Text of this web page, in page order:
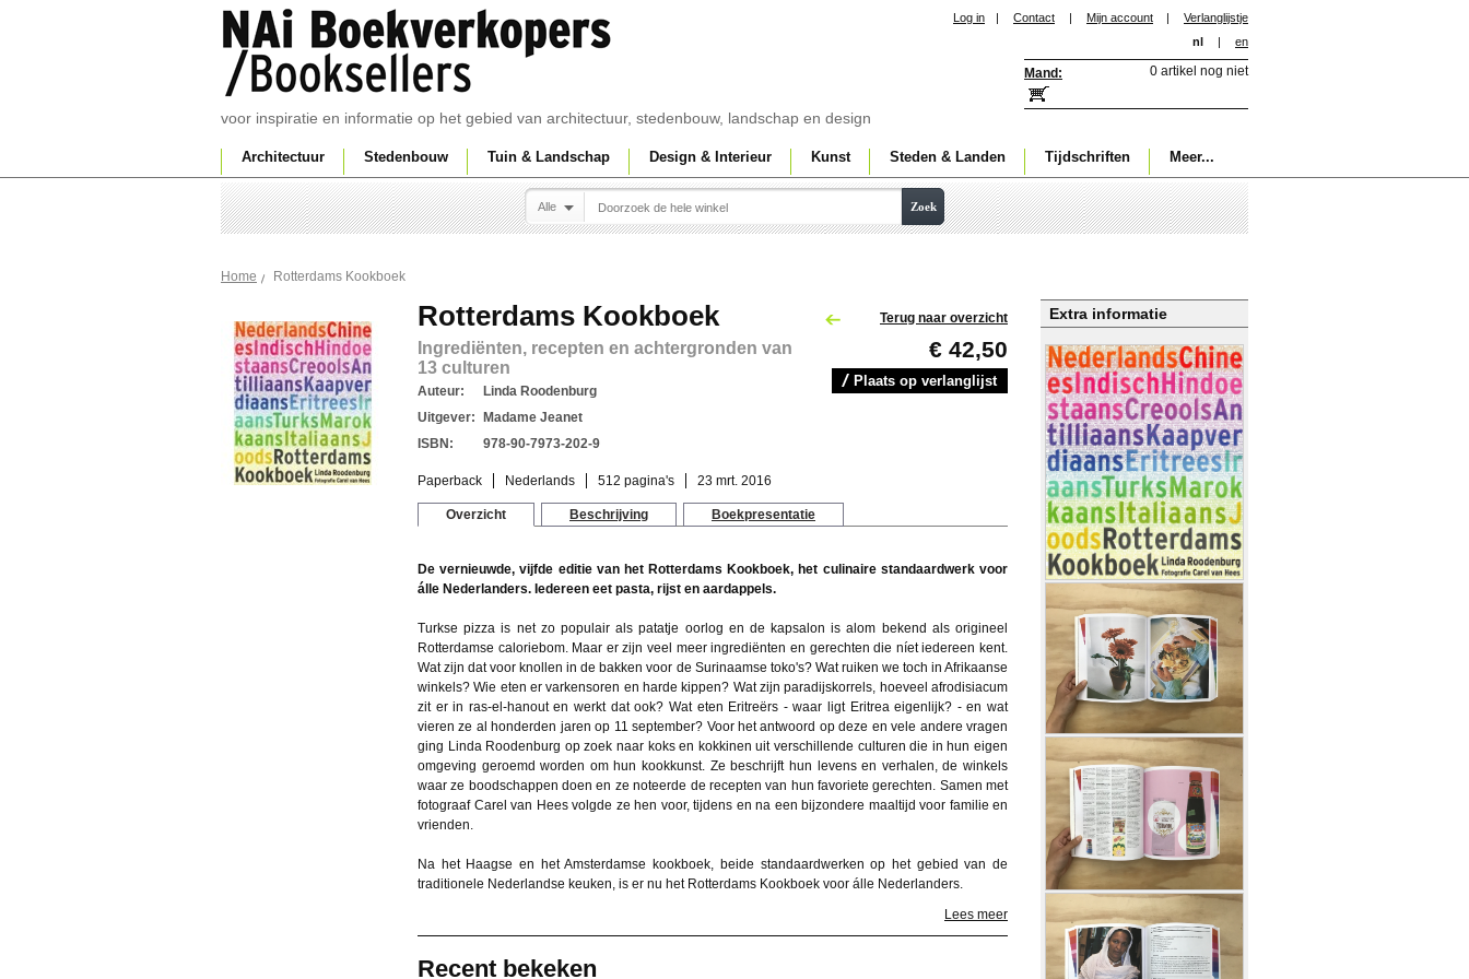
voor inspiratie en informatie op het gebied van architectuur, stedenbouw, landschap en design
Log in | Contact | Mijn account |
Verlanglijstje
nl
| en
Mand: 0 artikel nog niet
Architectuur Stedenbouw Tuin & Landschap Design & Interieur Kunst Steden & Landen Tijdschriften Meer...
Alle Zoek
Home Rotterdams Kookboek
Extra informatie
Terug naar overzicht
€ 42,50
Plaats op verlanglijst
Rotterdams Kookboek
Ingrediënten, recepten en achtergronden van
13 culturen
Auteur:
Linda Roodenburg
Uitgever:
Madame Jeanet
ISBN:
978-90-7973-202-9
Paperback Nederlands 512 pagina's 23 mrt. 2016
Overzicht Beschrijving Boekpresentatie
De vernieuwde, vijfde editie van het Rotterdams Kookboek, het culinaire standaardwerk voor
álle Nederlanders. Iedereen eet pasta, rijst en aardappels.
Turkse pizza is net zo populair als patatje oorlog en de kapsalon is alom bekend als origineel
Rotterdamse caloriebom. Maar er zijn veel meer ingrediënten en gerechten die níet iedereen kent.
Wat zijn dat voor knollen in de bakken voor de Surinaamse toko's? Wat ruiken we toch in Afrikaanse
winkels? Wie eten er varkensoren en harde kippen? Wat zijn paradijskorrels, hoeveel afrodisiacum
zit er in ras-el-hanout en werkt dat ook? Wat eten Eritreërs - waar ligt Eritrea eigenlijk? - en wat
vieren ze al honderden jaren op 11 september? Voor het antwoord op deze en vele andere vragen
ging Linda Roodenburg op zoek naar koks en kokkinen uit verschillende culturen die in hun eigen
omgeving geroemd worden om hun kookkunst. Ze beschrijft hun levens en verhalen, de winkels
waar ze boodschappen doen en ze noteerde de recepten van hun favoriete gerechten. Samen met
fotograaf Carel van Hees volgde ze hen voor, tijdens en na een bijzondere maaltijd voor familie en
vrienden.
Na het Haagse en het Amsterdamse kookboek, beide standaardwerken op het gebied van de
traditionele Nederlandse keuken, is er nu het Rotterdams Kookboek voor álle Nederlanders.
Lees meer
Recent bekeken